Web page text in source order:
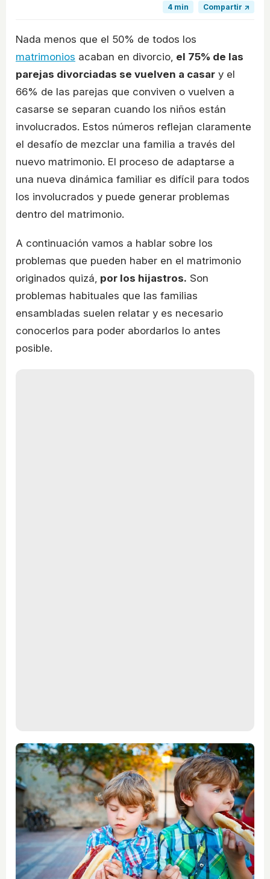
4 min
Compartir ↗
Nada menos que el 50% de todos los
matrimonios acaban en divorcio, el 75% de las
parejas divorciadas se vuelven a casar y el
66% de las parejas que conviven o vuelven a
casarse se separan cuando los niños están
involucrados. Estos números reflejan claramente
el desafío de mezclar una familia a través del
nuevo matrimonio. El proceso de adaptarse a
una nueva dinámica familiar es difícil para todos
los involucrados y puede generar problemas
dentro del matrimonio.
A continuación vamos a hablar sobre los
problemas que pueden haber en el matrimonio
originados quizá, por los hijastros. Son
problemas habituales que las familias
ensambladas suelen relatar y es necesario
conocerlos para poder abordarlos lo antes
posible.